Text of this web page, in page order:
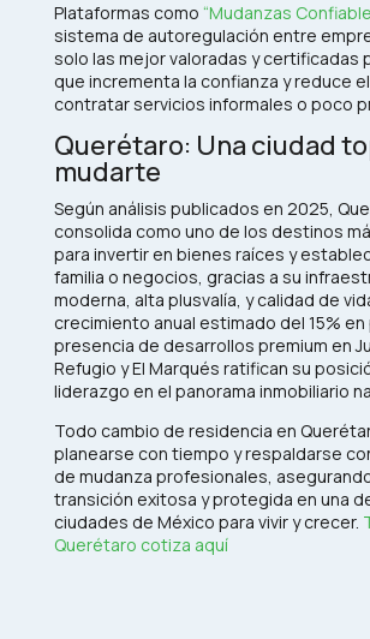
Plataformas como “Mudanzas
sistema de autoregulación entre
solo las mejor valoradas y certificadas
que incrementa la confianza y reduce
contratar servicios informales o poco
Querétaro: Una ciudad
mudarte
Según análisis publicados en 2025,
consolida como uno de los destinos
para invertir en bienes raíces y
familia o negocios, gracias a su
moderna, alta plusvalía, y calidad de
crecimiento anual estimado del 15% en
presencia de desarrollos premium en
Refugio y El Marqués ratifican su
liderazgo en el panorama inmobiliario
Todo cambio de residencia en
planearse con tiempo y respaldarse
de mudanza profesionales,
transición exitosa y protegida en una
ciudades de México para vivir y crecer.​
Querétaro cotiza aquí